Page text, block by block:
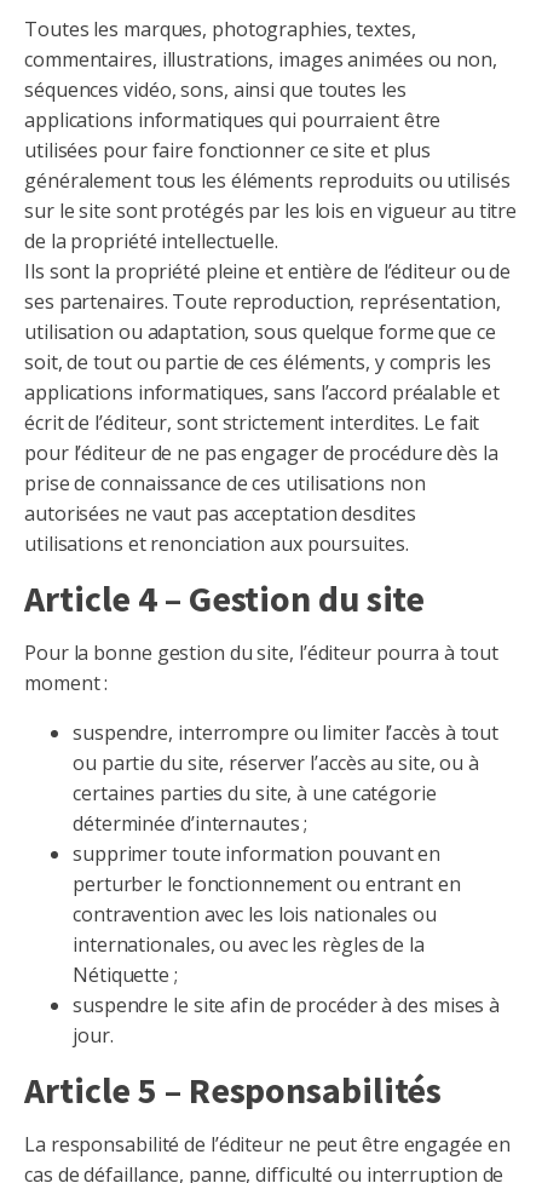
Toutes les marques, photographies, textes,
commentaires, illustrations, images animées ou non,
séquences vidéo, sons, ainsi que toutes les
applications informatiques qui pourraient être
utilisées pour faire fonctionner ce site et plus
généralement tous les éléments reproduits ou utilisés
sur le site sont protégés par les lois en vigueur au titre
de la propriété intellectuelle.
Ils sont la propriété pleine et entière de l’éditeur ou de
ses partenaires. Toute reproduction, représentation,
utilisation ou adaptation, sous quelque forme que ce
soit, de tout ou partie de ces éléments, y compris les
applications informatiques, sans l’accord préalable et
écrit de l’éditeur, sont strictement interdites. Le fait
pour l’éditeur de ne pas engager de procédure dès la
prise de connaissance de ces utilisations non
autorisées ne vaut pas acceptation desdites
utilisations et renonciation aux poursuites.
Article 4 – Gestion du site
Pour la bonne gestion du site, l’éditeur pourra à tout
moment :
suspendre, interrompre ou limiter l’accès à tout
ou partie du site, réserver l’accès au site, ou à
certaines parties du site, à une catégorie
déterminée d’internautes ;
supprimer toute information pouvant en
perturber le fonctionnement ou entrant en
contravention avec les lois nationales ou
internationales, ou avec les règles de la
Nétiquette ;
suspendre le site afin de procéder à des mises à
jour.
Article 5 – Responsabilités
La responsabilité de l’éditeur ne peut être engagée en
cas de défaillance, panne, difficulté ou interruption de